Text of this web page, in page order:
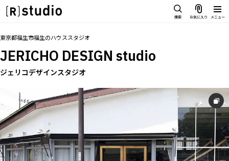
検索 お気に入り メニュー
雰囲気で探したい
SCENE
部屋ごとに写真で見比べたい
VARIATION
ひとつのスタジオであれもこれも
スタジオを探す
雰囲気で探したい
SCENE
部屋ごとに写真で見比べたい
VARIATION
ひとつのスタジオであれもこれも
LOCATION
カフェやオフィスなどロケシーンも
SIZE&PRICE
広さと利用料金で探す
トップ 料金 設備 アクセス
東京都福生市福生のハウススタジオ
JERICHO DESIGN studio
ジェリコデザインスタジオ